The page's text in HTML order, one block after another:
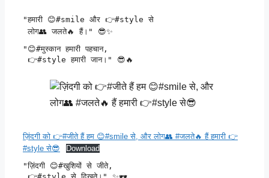
"हमारी 😊#smile और 👉#style से
लोग👥 जलते🔥 हैं।" 😎✨
"😊#मुस्कान हमारी पहचान,
👉#style हमारी जान।" 😎🔥
ज़िंदगी को 👉#जीते हैं हम 😊#smile से, और लोग👥 #जलते🔥 हैं हमारी 👉
#style से😎
Download
"ज़िंदगी 😊#खुशियों से जीते,